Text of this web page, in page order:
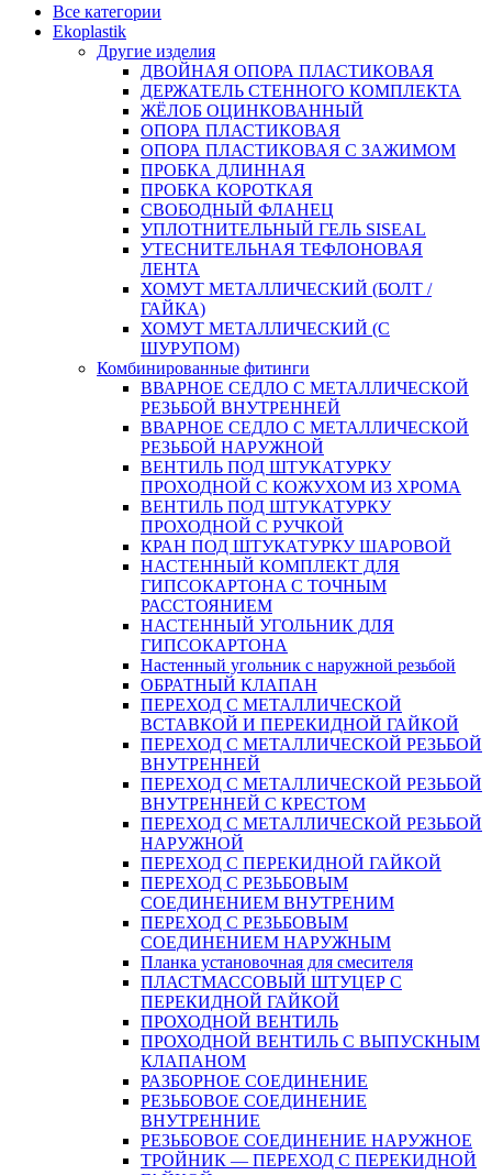
Все категории
Ekoplastik
Другие изделия
ДВОЙНАЯ ОПОРА ПЛАСТИКОВАЯ
ДЕРЖАТЕЛЬ СТЕННОГО КОМПЛЕКТА
ЖЁЛОБ ОЦИНКОВАННЫЙ
ОПОРА ПЛАСТИКОВАЯ
ОПОРА ПЛАСТИКОВАЯ С ЗАЖИМОМ
ПРОБКА ДЛИННАЯ
ПРОБКА КОРОТКАЯ
СВОБОДНЫЙ ФЛАНЕЦ
УПЛОТНИТЕЛЬНЫЙ ГЕЛЬ SISEAL
УТЕСНИТЕЛЬНАЯ ТЕФЛОНОВАЯ
ЛЕНТА
ХОМУТ МЕТАЛЛИЧЕСКИЙ (БОЛТ /
ГАЙКА)
ХОМУТ МЕТАЛЛИЧЕСКИЙ (С
ШУРУПОМ)
Комбинированные фитинги
ВВАРНОЕ СЕДЛО С МЕТАЛЛИЧЕСКОЙ
РЕЗЬБОЙ ВНУТРЕННЕЙ
ВВАРНОЕ СЕДЛО С МЕТАЛЛИЧЕСКОЙ
РЕЗЬБОЙ НАРУЖНОЙ
ВЕНТИЛЬ ПОД ШТУКАТУРКУ
ПРОХОДНОЙ С КОЖУХОМ ИЗ ХРОМА
ВЕНТИЛЬ ПОД ШТУКАТУРКУ
ПРОХОДНОЙ С РУЧКОЙ
КРАН ПОД ШТУКАТУРКУ ШАРОВОЙ
НАСТЕННЫЙ КОМПЛЕКТ ДЛЯ
ГИПСОКАРТОНA С ТОЧНЫМ
РАССТОЯНИЕМ
НАСТЕННЫЙ УГОЛЬНИК ДЛЯ
ГИПСОКАРТОНА
Настенный угольник с наружной резьбой
ОБРАТНЫЙ КЛАПАН
ПЕРЕХОД С МЕТАЛЛИЧЕСКОЙ
ВСТАВКОЙ И ПЕРЕКИДНОЙ ГАЙКОЙ
ПЕРЕХОД С МЕТАЛЛИЧЕСКОЙ РЕЗЬБОЙ
ВНУТРЕННЕЙ
ПЕРЕХОД С МЕТАЛЛИЧЕСКОЙ РЕЗЬБОЙ
ВНУТРЕННЕЙ С КРЕСТОМ
ПЕРЕХОД С МЕТАЛЛИЧЕСКОЙ РЕЗЬБОЙ
НАРУЖНОЙ
ПЕРЕХОД С ПЕРЕКИДНОЙ ГАЙКОЙ
ПЕРЕХОД С РЕЗЬБОВЫМ
СОЕДИНЕНИЕМ ВНУТРЕНИМ
ПЕРЕХОД С РЕЗЬБОВЫМ
СОЕДИНЕНИЕМ НАРУЖНЫМ
Планка установочная для смесителя
ПЛАСТМАССОВЫЙ ШТУЦЕР С
ПЕРЕКИДНОЙ ГАЙКОЙ
ПРОХОДНОЙ ВЕНТИЛЬ
ПРОХОДНОЙ ВЕНТИЛЬ С ВЫПУСКНЫМ
КЛАПАНОМ
РАЗБОРНОЕ СОЕДИНЕНИЕ
РЕЗЬБОВОЕ СОЕДИНЕНИЕ
ВНУТРЕННИЕ
РЕЗЬБОВОЕ СОЕДИНЕНИЕ НАРУЖНОЕ
ТРОЙНИК — ПЕРЕХОД С ПЕРЕКИДНОЙ